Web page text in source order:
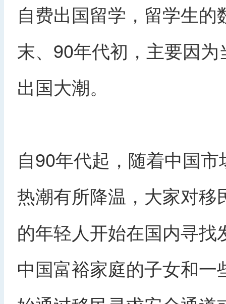
自费出国留学，留学生
末、90年代初，主要因
出国大潮。
自90年代起，随着中国
热潮有所降温，大家对
的年轻人开始在国内寻
中国富裕家庭的子女和